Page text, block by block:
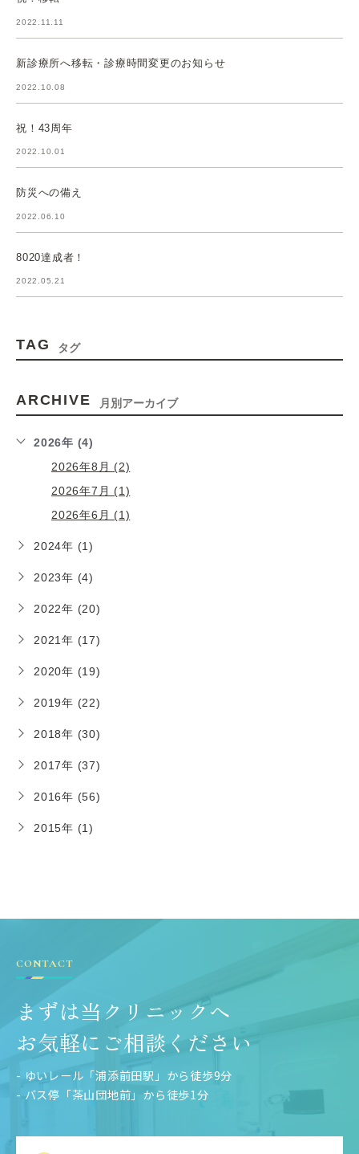
2022.11.11
新診療所へ移転・診療時間変更のお知らせ
2022.10.08
祝！43周年
2022.10.01
防災への備え
2022.06.10
8020達成者！
2022.05.21
TAG タグ
ARCHIVE 月別アーカイブ
2026年 (4)
2026年8月 (2)
2026年7月 (1)
2026年6月 (1)
2024年 (1)
2023年 (4)
2022年 (20)
2021年 (17)
2020年 (19)
2019年 (22)
2018年 (30)
2017年 (37)
2016年 (56)
2015年 (1)
CONTACT
まずは当クリニックへ
お気軽にご相談ください
- ゆいレール「浦添前田駅」から徒歩9分
- バス停「茶山団地前」から徒歩1分